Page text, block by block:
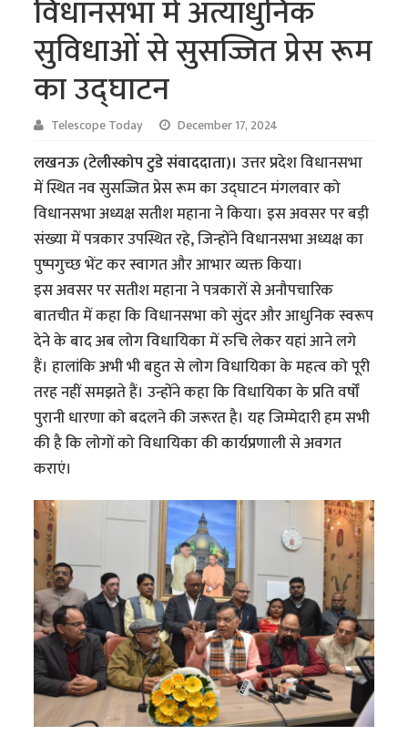
विधानसभा में अत्याधुनिक
सुविधाओं से सुसज्जित प्रेस रूम
का उद्घाटन
Telescope Today December 17, 2024
लखनऊ (टेलीस्कोप टुडे संवाददाता)। उत्तर प्रदेश विधानसभा
में स्थित नव सुसज्जित प्रेस रूम का उद्घाटन मंगलवार को
विधानसभा अध्यक्ष सतीश महाना ने किया। इस अवसर पर बड़ी
संख्या में पत्रकार उपस्थित रहे, जिन्होंने विधानसभा अध्यक्ष का
पुष्पगुच्छ भेंट कर स्वागत और आभार व्यक्त किया।
इस अवसर पर सतीश महाना ने पत्रकारों से अनौपचारिक
बातचीत में कहा कि विधानसभा को सुंदर और आधुनिक स्वरूप
देने के बाद अब लोग विधायिका में रुचि लेकर यहां आने लगे
हैं। हालांकि अभी भी बहुत से लोग विधायिका के महत्व को पूरी
तरह नहीं समझते हैं। उन्होंने कहा कि विधायिका के प्रति वर्षों
पुरानी धारणा को बदलने की जरूरत है। यह जिम्मेदारी हम सभी
की है कि लोगों को विधायिका की कार्यप्रणाली से अवगत
कराएं।